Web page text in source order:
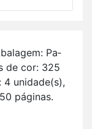
Pa­
de cor: 325
4 uni­dade(s),
pá­ginas.